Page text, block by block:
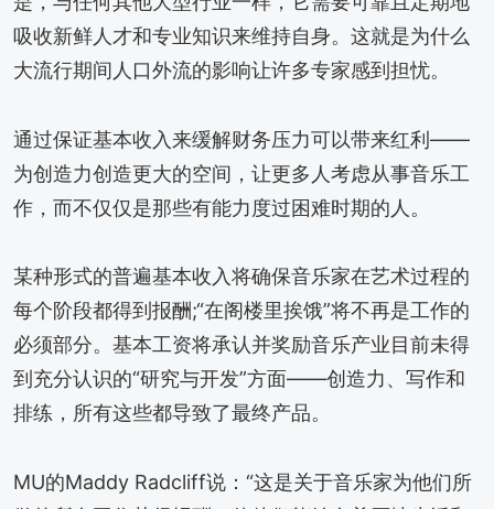
吸收新鲜人才和专业知识来维持自身。这就是为什么
大流行期间人口外流的影响让许多专家感到担忧。
通过保证基本收入来缓解财务压力可以带来红利——
为创造力创造更大的空间，让更多人考虑从事音乐工
作，而不仅仅是那些有能力度过困难时期的人。
某种形式的普遍基本收入将确保音乐家在艺术过程的
每个阶段都得到报酬;“在阁楼里挨饿”将不再是工作的
必须部分。基本工资将承认并奖励音乐产业目前未得
到充分认识的“研究与开发”方面——创造力、写作和
排练，所有这些都导致了最终产品。
MU的Maddy Radcliff说：“这是关于音乐家为他们所